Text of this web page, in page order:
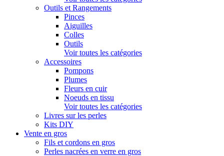
Outils et Rangements
Pinces
Aiguilles
Colles
Outils
Voir toutes les catégories
Accessoires
Pompons
Plumes
Fleurs en cuir
Noeuds en tissu
Voir toutes les catégories
Livres sur les perles
Kits DIY
Vente en gros
Fils et cordons en gros
Perles nacrées en verre en gros